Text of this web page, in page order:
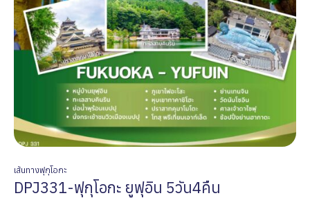
เส้นทางฟุกุโอกะ
DPJ331-ฟุกุโอกะ ยูฟุอิน 5วัน4คืน